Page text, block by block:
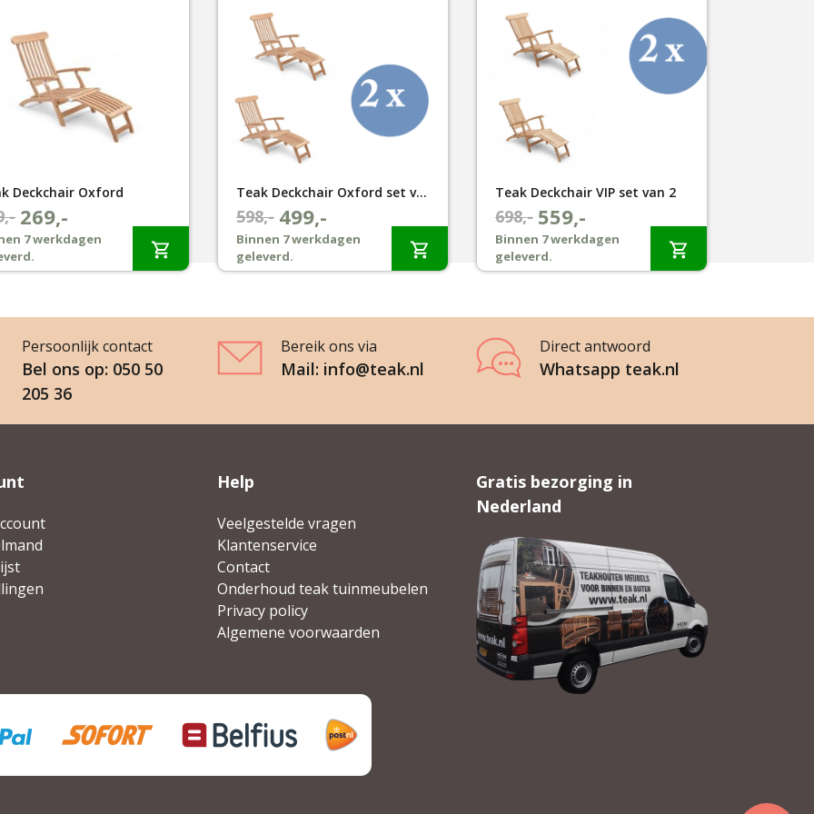
Deckchair Oxford
269,-
7 werkdagen
Teak Deckchair Oxford set van 2
598,-
Oorspronkelijke
prijs
was:
499,-
Huidige
prijs
is:
Binnen 7 werkdagen
geleverd.
Teak Deckchair VIP set van 2
698,-
Oorspronkelijke
prijs
was:
559,-
Huidige
prijs
is:
Binnen 7 werkdagen
geleverd.
Persoonlijk contact
Bel ons op: 050 50
205 36
Bereik ons via
Mail: info@teak.nl
Direct antwoord
Whatsapp teak.nl
Help
Veelgestelde vragen
Klantenservice
Contact
Onderhoud teak tuinmeubelen
Privacy policy
Algemene voorwaarden
Gratis bezorging in
Nederland